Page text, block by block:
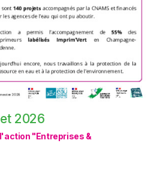
2026
l'action "Entreprises &